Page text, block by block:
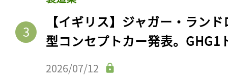
【イギリス】ジャガー・ラン
型コンセプトカー発表。GHG1
2026/07/12